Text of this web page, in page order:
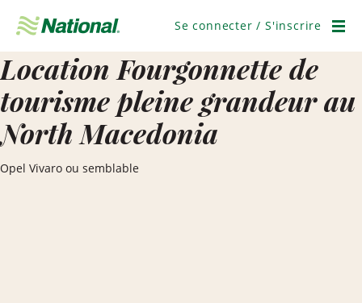
navigation
Se connecter / S'inscrire
Location Fourgonnette de
tourisme pleine grandeur au
North Macedonia
Opel Vivaro ou semblable